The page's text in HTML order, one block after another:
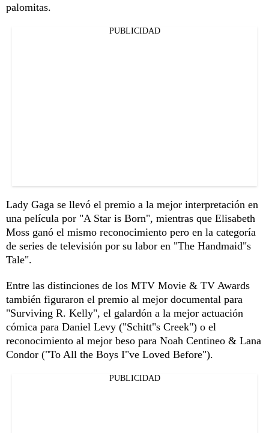
palomitas.
PUBLICIDAD
Lady Gaga se llevó el premio a la mejor interpretación en
una película por "A Star is Born", mientras que Elisabeth
Moss ganó el mismo reconocimiento pero en la categoría
de series de televisión por su labor en "The Handmaid"s
Tale".
Entre las distinciones de los MTV Movie & TV Awards
también figuraron el premio al mejor documental para
"Surviving R. Kelly", el galardón a la mejor actuación
cómica para Daniel Levy ("Schitt"s Creek") o el
reconocimiento al mejor beso para Noah Centineo & Lana
Condor ("To All the Boys I"ve Loved Before").
PUBLICIDAD